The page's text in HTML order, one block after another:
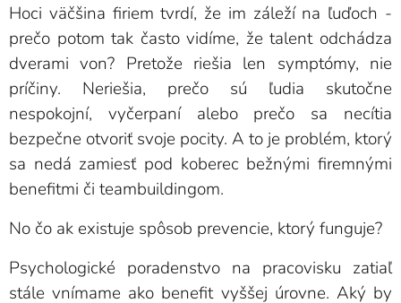
Hoci väčšina firiem tvrdí, že im záleží na ľuďoch -
prečo potom tak často vidíme, že talent odchádza
dverami von? Pretože riešia len symptómy, nie
príčiny. Neriešia, prečo sú ľudia skutočne
nespokojní, vyčerpaní alebo prečo sa necítia
bezpečne otvoriť svoje pocity. A to je problém, ktorý
sa nedá zamiesť pod koberec bežnými firemnými
benefitmi či teambuildingom.
No čo ak existuje spôsob prevencie, ktorý funguje?
Psychologické poradenstvo na pracovisku zatiaľ
stále vnímame ako benefit vyššej úrovne. Aký by